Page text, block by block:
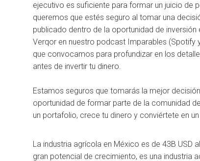
ejecutivo es suficiente para formar un juicio de
queremos que estés seguro al tomar una
publicado dentro de la oportunidad de
Verqor en nuestro podcast Imparables
que convocamos para profundizar en los
antes de invertir tu dinero.
Estamos seguros que tomarás la mejor
oportunidad de formar parte de la comunidad
un portafolio, crece tu dinero y conviértete en
La industria agrícola en México es de 43B USD
gran potencial de crecimiento, es una